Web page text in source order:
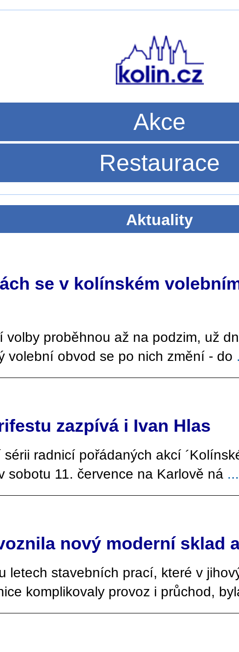
Akce
Restaurace
Aktuality
se v kolínském
volby proběhnou až na podzim, už
volební obvod se po nich změní - do
zazpívá i Ivan Hlas
sérii radnicí pořádaných akcí
sobotu 11. července na Karlově ná ...
nový moderní sklad
letech stavebních prací, které v
komplikovaly provoz i průchod,